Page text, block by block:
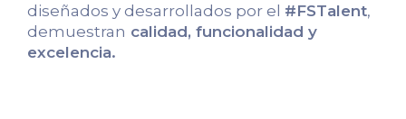
diseñados y desarrollados por el #FSTalent,
demuestran calidad, funcionalidad y
excelencia.